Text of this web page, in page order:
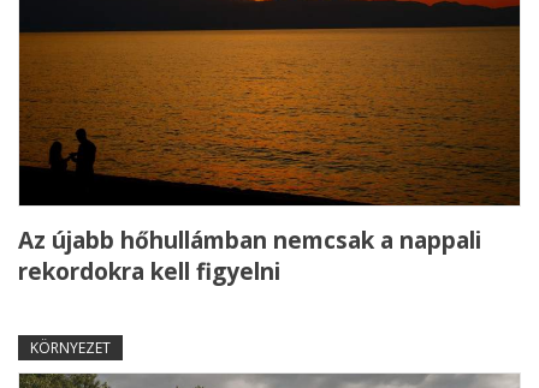
Az újabb hőhullámban nemcsak a nappali
rekordokra kell figyelni
KÖRNYEZET